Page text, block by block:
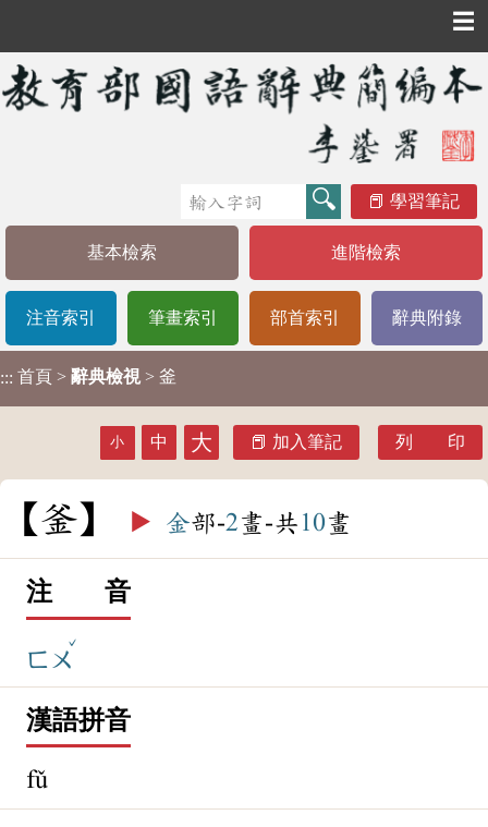
☰
學習筆記
基本檢索 進階檢索
注音索引 筆畫索引 部首索引 辭典附錄
::: 首頁 > 辭典檢視 > 釜
小 中 大 加入筆記 列 印
釜 ▶️ 金部-2畫-共 10畫
注 音
ㄈㄨ
ˇ
漢語拼音
fǔ